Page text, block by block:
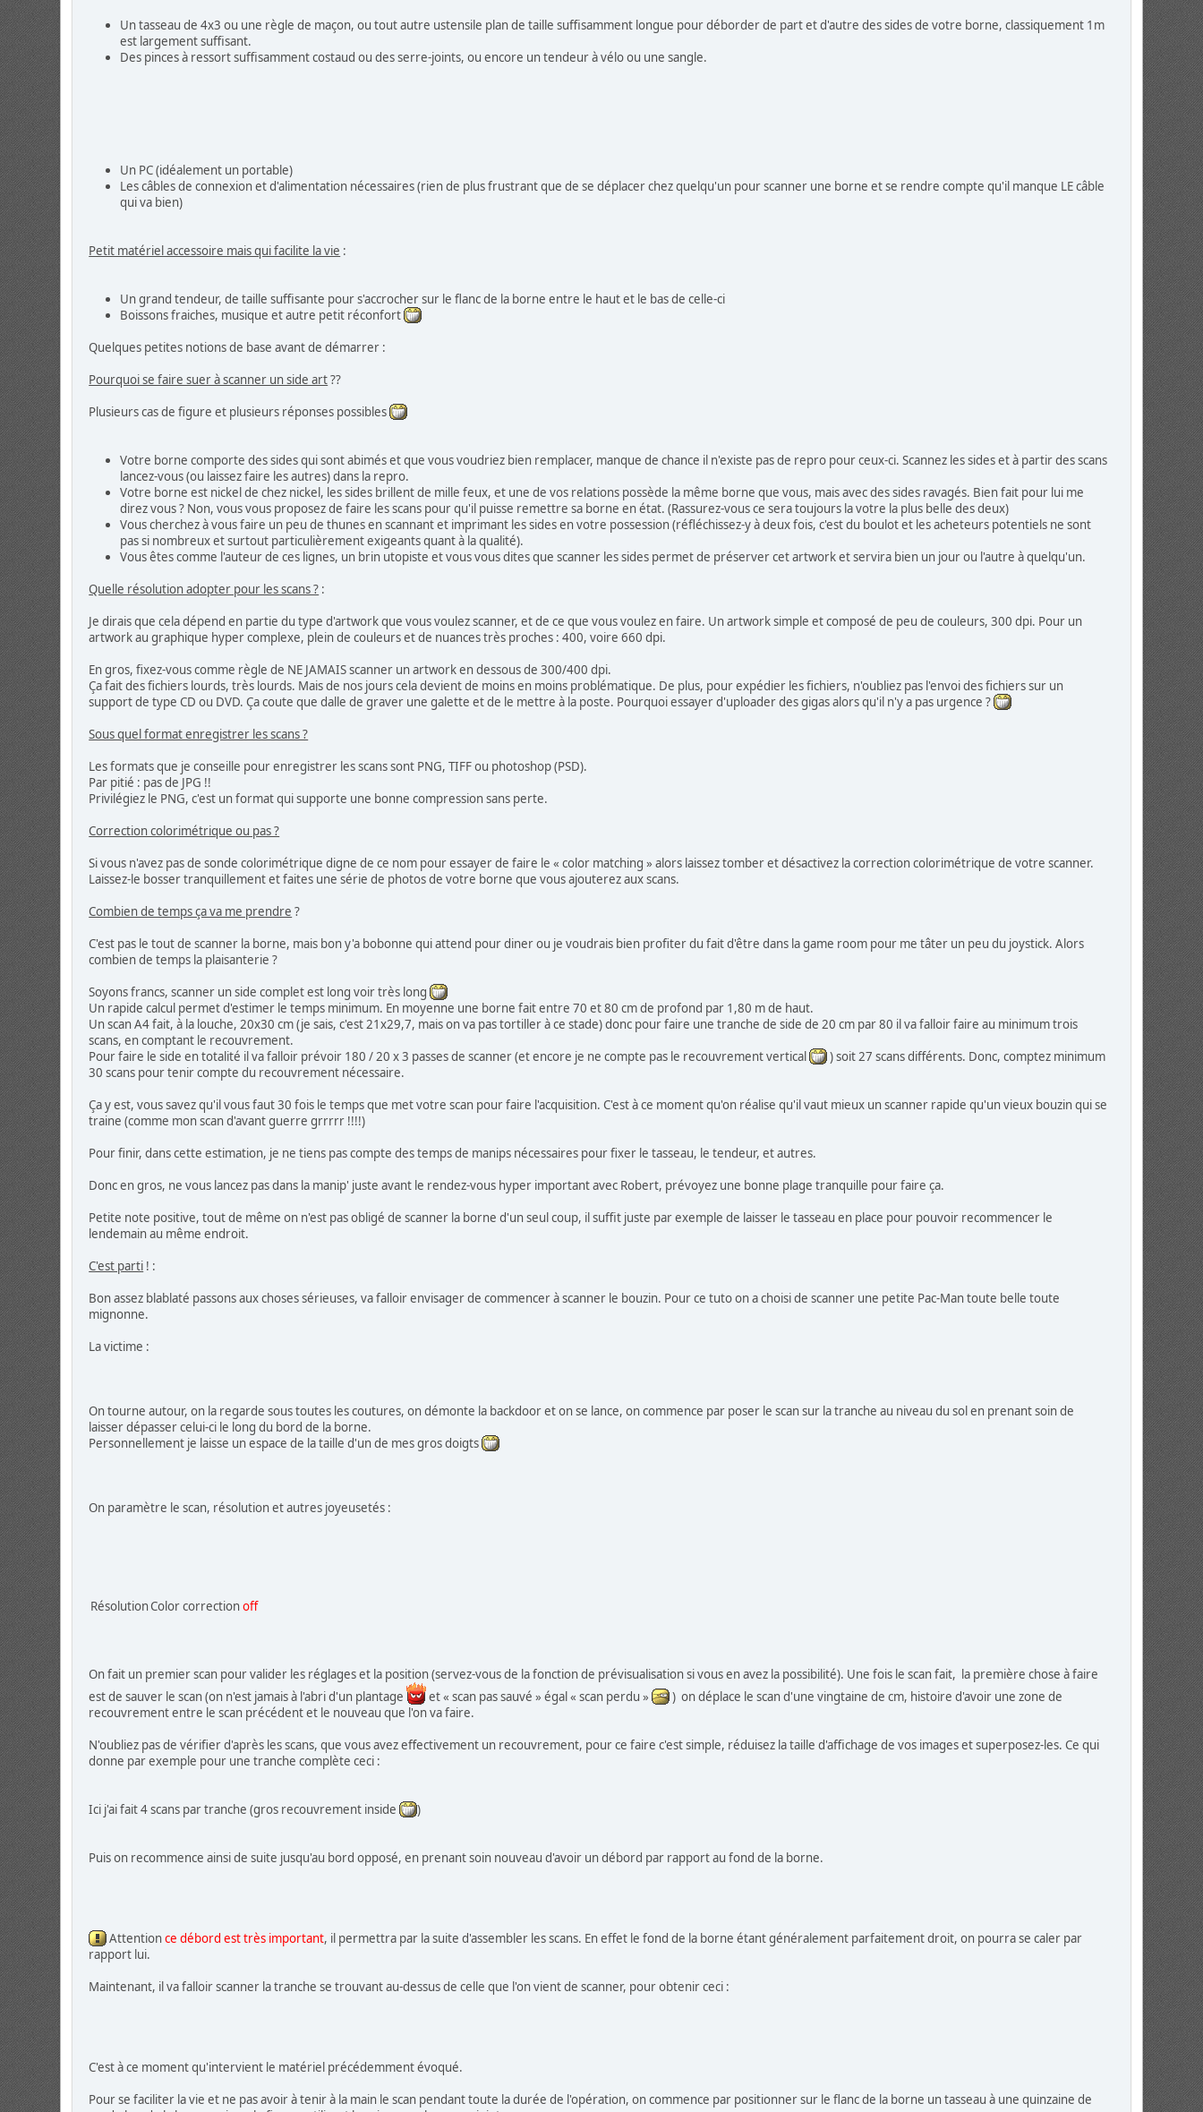
Un tasseau de 4x3 ou une règle de maçon, ou tout autre ustensile plan de taille suffisamment longue pour déborder de part et d'autre des sides de votre borne, classiquement 1m
est largement suffisant.
Des pinces à ressort suffisamment costaud ou des serre-joints, ou encore un tendeur à vélo ou une sangle.
Un PC (idéalement un portable)
Les câbles de connexion et d'alimentation nécessaires (rien de plus frustrant que de se déplacer chez quelqu'un pour scanner une borne et se rendre compte qu'il manque LE câble
qui va bien)
Petit matériel accessoire mais qui facilite la vie :
Un grand tendeur, de taille suffisante pour s'accrocher sur le flanc de la borne entre le haut et le bas de celle-ci
Boissons fraiches, musique et autre petit réconfort
Quelques petites notions de base avant de démarrer :
Pourquoi se faire suer à scanner un side art??
Plusieurs cas de figure et plusieurs réponses possibles
Votre borne comporte des sides qui sont abimés et que vous voudriez bien remplacer, manque de chance il n'existe pas de repro pour ceux-ci. Scannez les sides et à partir des scans
lancez-vous (ou laissez faire les autres) dans la repro.
Votre borne est nickel de chez nickel, les sides brillent de mille feux, et une de vos relations possède la même borne que vous, mais avec des sides ravagés. Bien fait pour lui me
direz vous ? Non, vous vous proposez de faire les scans pour qu'il puisse remettre sa borne en état. (Rassurez-vous ce sera toujours la votre la plus belle des deux)
Vous cherchez à vous faire un peu de thunes en scannant et imprimant les sides en votre possession (réfléchissez-y à deux fois, c'est du boulot et les acheteurs potentiels ne sont
pas si nombreux et surtout particulièrement exigeants quant à la qualité).
Vous êtes comme l'auteur de ces lignes, un brin utopiste et vous vous dites que scanner les sides permet de préserver cet artwork et servira bien un jour ou l'autre à quelqu'un.
Quelle résolution adopter pour les scans ? :
Je dirais que cela dépend en partie du type d'artwork que vous voulez scanner, et de ce que vous voulez en faire. Un artwork simple et composé de peu de couleurs, 300 dpi. Pour un
artwork au graphique hyper complexe, plein de couleurs et de nuances très proches : 400, voire 660 dpi.
En gros, fixez-vous comme règle de NE JAMAIS scanner un artwork en dessous de 300/400 dpi.
Ça fait des fichiers lourds, très lourds. Mais de nos jours cela devient de moins en moins problématique. De plus, pour expédier les fichiers, n'oubliez pas l'envoi des fichiers sur un
support de type CD ou DVD. Ça coute que dalle de graver une galette et de le mettre à la poste. Pourquoi essayer d'uploader des gigas alors qu'il n'y a pas urgence ?
Sous quel format enregistrer les scans ?
Les formats que je conseille pour enregistrer les scans sont PNG, TIFF ou photoshop (PSD).
Par pitié : pas de JPG !!
Privilégiez le PNG, c'est un format qui supporte une bonne compression sans perte.
Correction colorimétrique ou pas ?
Si vous n'avez pas de sonde colorimétrique digne de ce nom pour essayer de faire le « color matching » alors laissez tomber et désactivez la correction colorimétrique de votre scanner.
Laissez-le bosser tranquillement et faites une série de photos de votre borne que vous ajouterez aux scans.
Combien de temps ça va me prendre ?
C'est pas le tout de scanner la borne, mais bon y'a bobonne qui attend pour diner ou je voudrais bien profiter du fait d'être dans la game room pour me tâter un peu du joystick. Alors
combien de temps la plaisanterie ?
Soyons francs, scanner un side complet est long voir très long
Un rapide calcul permet d'estimer le temps minimum. En moyenne une borne fait entre 70 et 80 cm de profond par 1,80 m de haut.
Un scan A4 fait, à la louche, 20x30 cm (je sais, c'est 21x29,7, mais on va pas tortiller à ce stade) donc pour faire une tranche de side de 20 cm par 80 il va falloir faire au minimum trois
scans, en comptant le recouvrement.
Pour faire le side en totalité il va falloir prévoir 180 / 20 x 3 passes de scanner (et encore je ne compte pas le recouvrement vertical
) soit 27 scans différents. Donc, comptez minimum
30 scans pour tenir compte du recouvrement nécessaire.
Ça y est, vous savez qu'il vous faut 30 fois le temps que met votre scan pour faire l'acquisition. C'est à ce moment qu'on réalise qu'il vaut mieux un scanner rapide qu'un vieux bouzin qui se
traine (comme mon scan d'avant guerre grrrrr !!!!)
Pour finir, dans cette estimation, je ne tiens pas compte des temps de manips nécessaires pour fixer le tasseau, le tendeur, et autres.
Donc en gros, ne vous lancez pas dans la manip' juste avant le rendez-vous hyper important avec Robert, prévoyez une bonne plage tranquille pour faire ça.
Petite note positive, tout de même on n'est pas obligé de scanner la borne d'un seul coup, il suffit juste par exemple de laisser le tasseau en place pour pouvoir recommencer le
lendemain au même endroit.
C'est parti ! :
Bon assez blablaté passons aux choses sérieuses, va falloir envisager de commencer à scanner le bouzin. Pour ce tuto on a choisi de scanner une petite Pac-Man toute belle toute
mignonne.
La victime :
On tourne autour, on la regarde sous toutes les coutures, on démonte la backdoor et on se lance, on commence par poser le scan sur la tranche au niveau du sol en prenant soin de
laisser dépasser celui-ci le long du bord de la borne.
Personnellement je laisse un espace de la taille d'un de mes gros doigts
On paramètre le scan, résolution et autres joyeusetés :
RésolutionColor correctionoff
On fait un premier scan pour valider les réglages et la position (servez-vous de la fonction de prévisualisation si vous en avez la possibilité). Une fois le scan fait, la première chose à faire
est de sauver le scan (on n'est jamais à l'abri d'un plantage
et « scan pas sauvé » égal « scan perdu »
) on déplace le scan d'une vingtaine de cm, histoire d'avoir une zone de
recouvrement entre le scan précédent et le nouveau que l'on va faire.
N'oubliez pas de vérifier d'après les scans, que vous avez effectivement un recouvrement, pour ce faire c'est simple, réduisez la taille d'affichage de vos images et superposez-les. Ce qui
donne par exemple pour une tranche complète ceci :
Ici j'ai fait 4 scans par tranche (gros recouvrement inside )
Puis on recommence ainsi de suite jusqu'au bord opposé, en prenant soin nouveau d'avoir un débord par rapport au fond de la borne.
Attentionce débord est très important, il permettra par la suite d'assembler les scans. En effet le fond de la borne étant généralement parfaitement droit, on pourra se caler par
rapport lui.
Maintenant, il va falloir scanner la tranche se trouvant au-dessus de celle que l'on vient de scanner, pour obtenir ceci :
C'est à ce moment qu'intervient le matériel précédemment évoqué.
Pour se faciliter la vie et ne pas avoir à tenir à la main le scan pendant toute la durée de l'opération, on commence par positionner sur le flanc de la borne un tasseau à une quinzaine de